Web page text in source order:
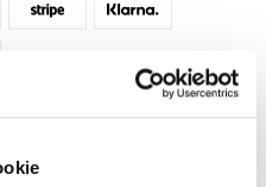
ad effetto